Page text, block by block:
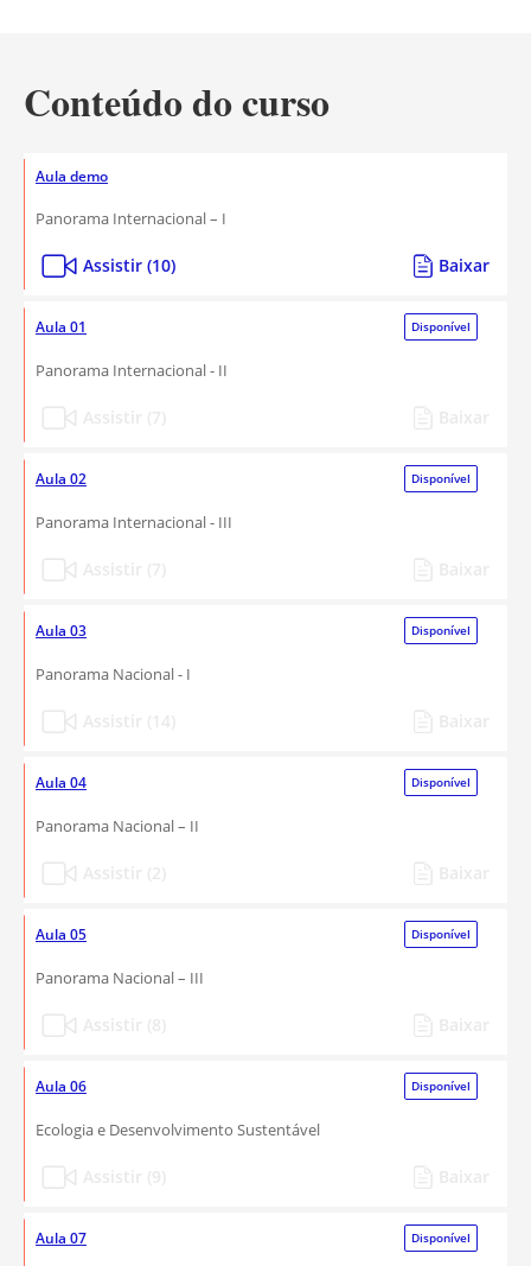
Conteúdo do curso
Aula demo
Panorama Internacional – I
Assistir (10) Baixar
Aula 01 Disponível
Panorama Internacional - II
Aula 02 Disponível
Panorama Internacional - III
Aula 03 Disponível
Panorama Nacional - I
Aula 04 Disponível
Panorama Nacional – II
Aula 05 Disponível
Panorama Nacional – III
Aula 06 Disponível
Ecologia e Desenvolvimento Sustentável
Aula 07 Disponível